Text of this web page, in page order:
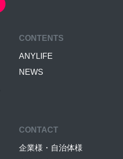
CONTENTS
ANYLIFE
NEWS
CONTACT
企業様・自治体様